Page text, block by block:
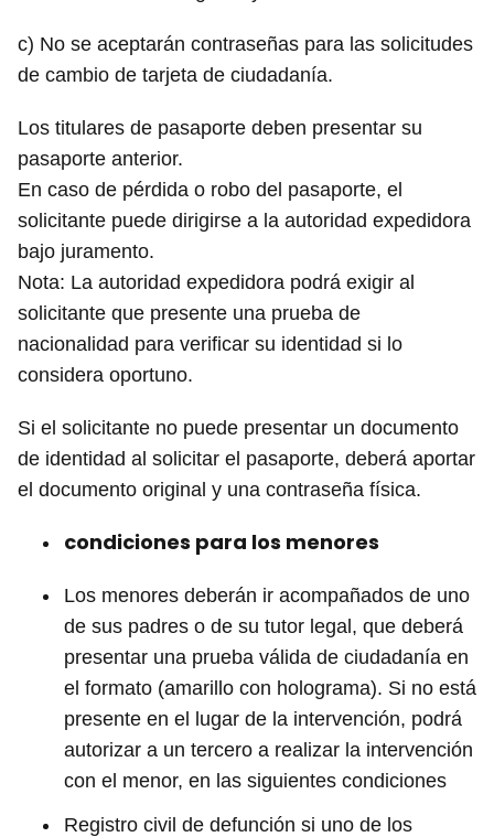
c) No se aceptarán contraseñas para las solicitudes
de cambio de tarjeta de ciudadanía.
Los titulares de pasaporte deben presentar su
pasaporte anterior.
En caso de pérdida o robo del pasaporte, el
solicitante puede dirigirse a la autoridad expedidora
bajo juramento.
Nota: La autoridad expedidora podrá exigir al
solicitante que presente una prueba de
nacionalidad para verificar su identidad si lo
considera oportuno.
Si el solicitante no puede presentar un documento
de identidad al solicitar el pasaporte, deberá aportar
el documento original y una contraseña física.
condiciones para los menores
Los menores deberán ir acompañados de uno
de sus padres o de su tutor legal, que deberá
presentar una prueba válida de ciudadanía en
el formato (amarillo con holograma). Si no está
presente en el lugar de la intervención, podrá
autorizar a un tercero a realizar la intervención
con el menor, en las siguientes condiciones
Registro civil de defunción si uno de los